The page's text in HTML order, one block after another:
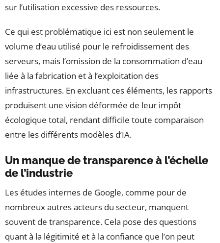
sur l’utilisation excessive des ressources.
Ce qui est problématique ici est non seulement le
volume d’eau utilisé pour le refroidissement des
serveurs, mais l’omission de la consommation d’eau
liée à la fabrication et à l’exploitation des
infrastructures. En excluant ces éléments, les rapports
produisent une vision déformée de leur impôt
écologique total, rendant difficile toute comparaison
entre les différents modèles d’IA.
Un manque de transparence à l’échelle
de l’industrie
Les études internes de Google, comme pour de
nombreux autres acteurs du secteur, manquent
souvent de transparence. Cela pose des questions
quant à la légitimité et à la confiance que l’on peut